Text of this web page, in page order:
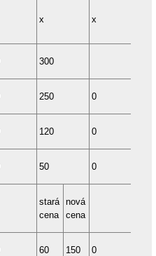
x x
300
250 0
120 0
50 0
stará
cena
nová
cena
60 150 0